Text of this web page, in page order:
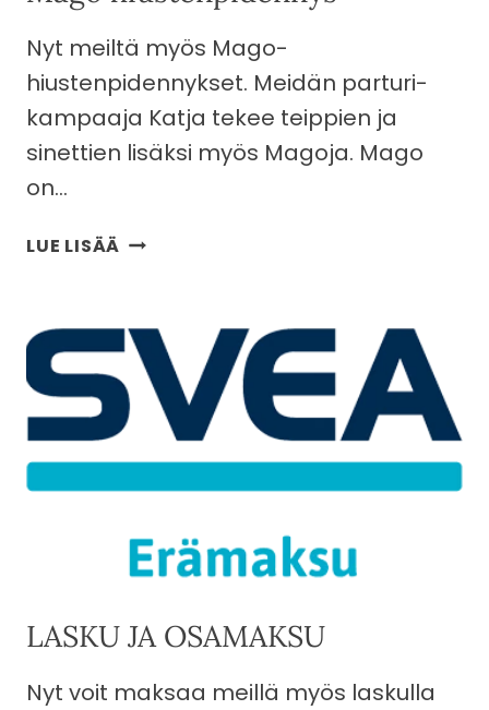
Nyt meiltä myös Mago-
hiustenpidennykset. Meidän parturi-
kampaaja Katja tekee teippien ja
sinettien lisäksi myös Magoja. Mago
on…
LUE LISÄÄ MAGO
LASKU JA OSAMAKSU
Nyt voit maksaa meillä myös laskulla